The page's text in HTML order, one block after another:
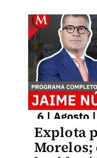
Explota
Morelos;